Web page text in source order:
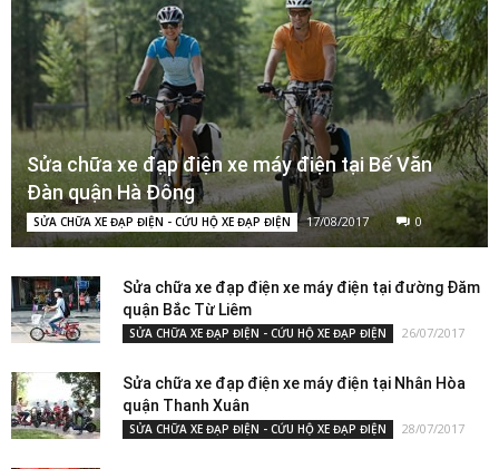
Sửa chữa xe đạp điện xe máy điện tại Bế Văn
Đàn quận Hà Đông
SỬA CHỮA XE ĐẠP ĐIỆN - CỨU HỘ XE ĐẠP ĐIỆN 17/08/2017 0
Sửa chữa xe đạp điện xe máy điện tại đường Đăm
quận Bắc Từ Liêm
SỬA CHỮA XE ĐẠP ĐIỆN - CỨU HỘ XE ĐẠP ĐIỆN 26/07/2017
Sửa chữa xe đạp điện xe máy điện tại Nhân Hòa
quận Thanh Xuân
SỬA CHỮA XE ĐẠP ĐIỆN - CỨU HỘ XE ĐẠP ĐIỆN 28/07/2017